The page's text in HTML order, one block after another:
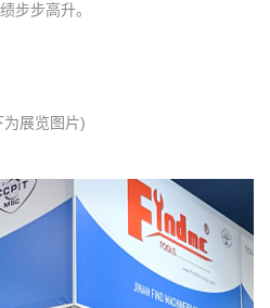
步步高升。
为展览图片)